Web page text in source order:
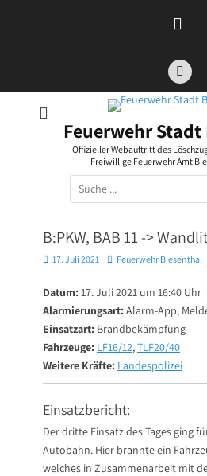
Feuerwehr
Offizieller Webauftritt des
Freiwillige Feuerwehr Amt
Suchen
nach:
B:PKW, BAB 11 ->
Posted
17. Juli 2021 AutorFeuerwehr Biesenthal
Datum: 17. Juli 2021 um 16:40 Uhr
Alarmierungsart: Alarm-App,
Einsatzart: Brandbekämpfung
Fahrzeuge: LF16/12,TLF20/40
Weitere Kräfte: Landespolizei
Einsatzbericht:
Der dritte Einsatz des Tages ging
Autobahn. Hier brannte ein
welches in Zusammenarbeit mit